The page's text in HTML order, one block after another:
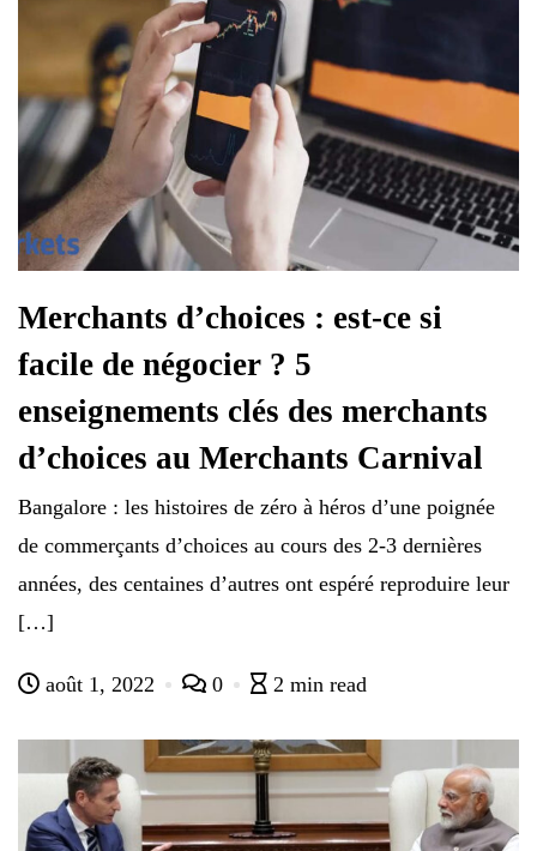
Merchants d’choices : est-ce si
facile de négocier ? 5
enseignements clés des merchants
d’choices au Merchants Carnival
Bangalore : les histoires de zéro à héros d’une poignée
de commerçants d’choices au cours des 2-3 dernières
années, des centaines d’autres ont espéré reproduire leur
[…]
août 1, 2022 0 2 min read